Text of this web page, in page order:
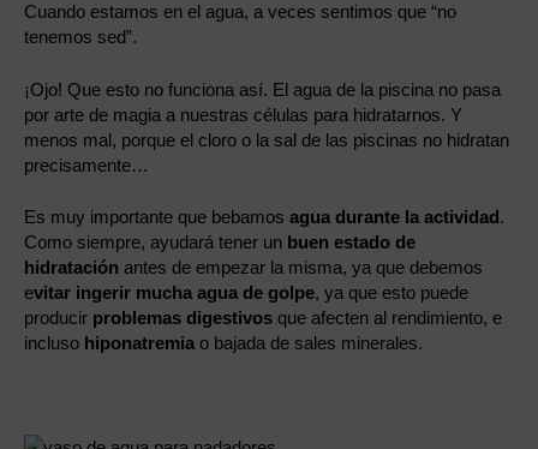
Cuando estamos en el agua, a veces sentimos que “no
tenemos sed”.
¡Ojo! Que esto no funciona así. El agua de la piscina no pasa
por arte de magia a nuestras células para hidratarnos. Y
menos mal, porque el cloro o la sal de las piscinas no hidratan
precisamente…
Es muy importante que bebamos agua durante la actividad.
Como siempre, ayudará tener un buen estado de
hidratación antes de empezar la misma, ya que debemos
evitar ingerir mucha agua de golpe, ya que esto puede
producir problemas digestivos que afecten al rendimiento, e
incluso hiponatremia o bajada de sales minerales.